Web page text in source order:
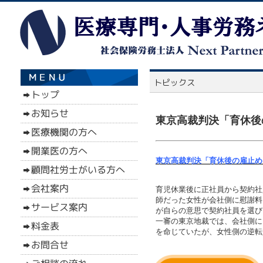
東京高裁判決「育休
東京高裁判決「育休後の雇止
育児休業後に正社員から契約
師だった女性が会社側に慰謝
が自らの意思で契約社員を選
一審の東京地裁では、会社側
を命じていたが、女性側の逆